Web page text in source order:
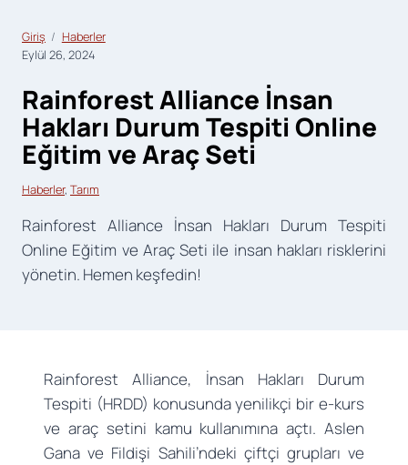
Giriş
Haberler
Eylül 26, 2024
Rainforest Alliance İnsan
Hakları Durum Tespiti Online
Eğitim ve Araç Seti
Haberler, Tarım
Rainforest Alliance İnsan Hakları Durum Tespiti
Online Eğitim ve Araç Seti ile insan hakları risklerini
yönetin. Hemen keşfedin!
Rainforest Alliance, İnsan Hakları Durum
Tespiti (HRDD) konusunda yenilikçi bir e-kurs
ve araç setini kamu kullanımına açtı. Aslen
Gana ve Fildişi Sahili’ndeki çiftçi grupları ve